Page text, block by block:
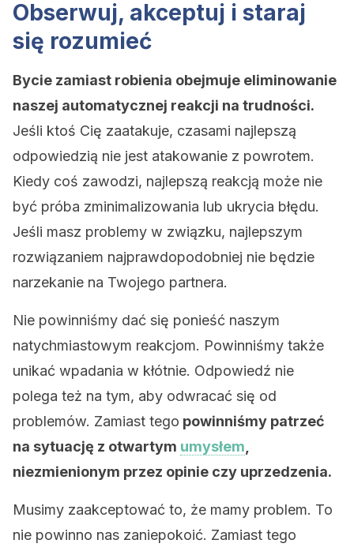
Obserwuj, akceptuj i staraj
się rozumieć
Bycie zamiast robienia obejmuje eliminowanie
naszej automatycznej reakcji na trudności.
Jeśli ktoś Cię zaatakuje, czasami najlepszą
odpowiedzią nie jest atakowanie z powrotem.
Kiedy coś zawodzi, najlepszą reakcją może nie
być próba zminimalizowania lub ukrycia błędu.
Jeśli masz problemy w związku, najlepszym
rozwiązaniem najprawdopodobniej nie będzie
narzekanie na Twojego partnera.
Nie powinniśmy dać się ponieść naszym
natychmiastowym reakcjom. Powinniśmy także
unikać wpadania w kłótnie. Odpowiedź nie
polega też na tym, aby odwracać się od
problemów. Zamiast tego powinniśmy patrzeć
na sytuację z otwartym umysłem
niezmienionym przez opinie czy uprzedzenia.
Musimy zaakceptować to, że mamy problem. To
nie powinno nas zaniepokoić. Zamiast tego